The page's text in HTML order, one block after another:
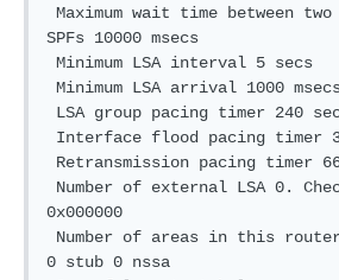
SPFs 10000 msecs
0x000000
0 stub 0 nssa